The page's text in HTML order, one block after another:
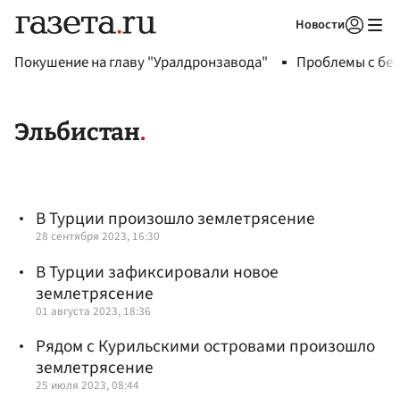
Новости
Покушение на главу "Уралдронзавода" Проблемы с
Эльбистан
В Турции произошло землетрясение
28 сентября 2023, 16:30
В Турции зафиксировали новое
землетрясение
01 августа 2023, 18:36
Рядом с Курильскими островами произошло
землетрясение
25 июля 2023, 08:44